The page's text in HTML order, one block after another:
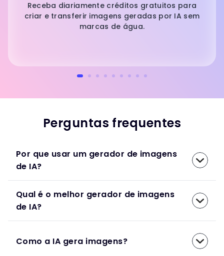
Receba diariamente créditos gratuitos para
criar e transferir imagens geradas por IA sem
marcas de água.
Perguntas frequentes
Por que usar um gerador de imagens
de IA?
Qual é o melhor gerador de imagens
de IA?
Como a IA gera imagens?